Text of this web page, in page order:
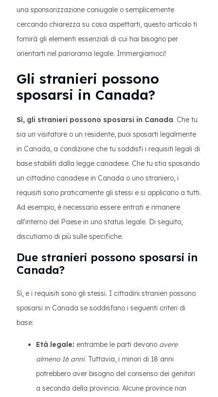
una sponsorizzazione coniugale o semplicemente
cercando chiarezza su cosa aspettarti, questo articolo ti
fornirà gli elementi essenziali di cui hai bisogno per
orientarti nel panorama legale. Immergiamoci!
Gli stranieri possono
sposarsi in Canada?
Sì, gli stranieri possono sposarsi in Canada. Che tu
sia un visitatore o un residente, puoi sposarti legalmente
in Canada, a condizione che tu soddisfi i requisiti legali di
base stabiliti dalla legge canadese. Che tu stia sposando
un cittadino canadese in Canada o uno straniero, i
requisiti sono praticamente gli stessi e si applicano a tutti.
Ad esempio, è necessario essere entrati e rimanere
all'interno del Paese in uno status legale. Di seguito,
discutiamo di più sulle specifiche.
Due stranieri possono sposarsi in
Canada?
Sì, e i requisiti sono gli stessi. I cittadini stranieri possono
sposarsi in Canada se soddisfano i seguenti criteri di
base:
Età legale: entrambe le parti devono avere
almeno 16 anni. Tuttavia, i minori di 18 anni
potrebbero aver bisogno del consenso dei genitori
a seconda della provincia. Alcune province non